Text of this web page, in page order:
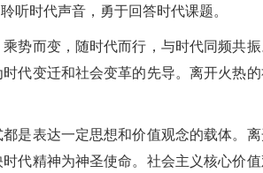
听时代声音，勇于回答时代课题。
而变，随时代而行，与时代同频共
代变迁和社会变革的先导。离开火热
表达一定思想和价值观念的载体。离
代精神为神圣使命。社会主义核心价